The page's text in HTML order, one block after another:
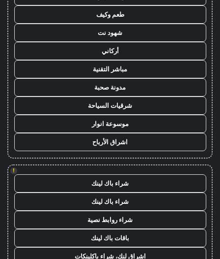
طعم وكيف
شهود نت
أركاني
مباشر التقنية
مدونة صحبة
شرقيات السياحة
موسوعة انوار
اشراق الأرباح
!
شراء باك لينك
شراء باك لينك
شراء روابط نصية
باقات باك لينك
اشراق لنك، شراء باكلينكات